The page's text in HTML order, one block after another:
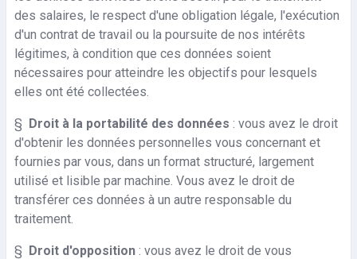
des salaires, le respect d'une obligation légale, l'exécution
d'un contrat de travail ou la poursuite de nos intérêts
légitimes, à condition que ces données soient
nécessaires pour atteindre les objectifs pour lesquels
elles ont été collectées.
§ Droit à la portabilité des données : vous avez le droit
d'obtenir les données personnelles vous concernant et
fournies par vous, dans un format structuré, largement
utilisé et lisible par machine. Vous avez le droit de
transférer ces données à un autre responsable du
traitement.
§ Droit d'opposition : vous avez le droit de vous